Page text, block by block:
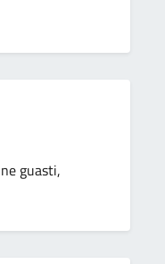
guasti,